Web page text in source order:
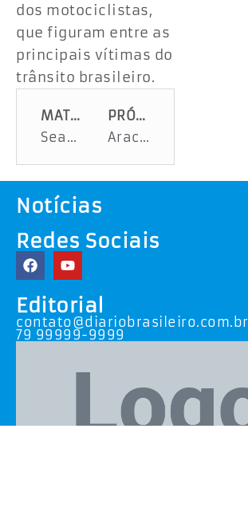
dos motociclistas,
que figuram entre as
principais vítimas do
trânsito brasileiro.
MATÉRIA ANTERIOR
Seasic participa de adesivaço da campanha ‘Feminicídio Zero’ no Centro de Aracaju
PRÓXIMA MATÉRIA
Aracaju tem índice médio de infestação pelo mosquito Aedes aegypti
Notícias
Redes Sociais
Editorial
contato@diariobrasileiro.com.br
79 99999-9999